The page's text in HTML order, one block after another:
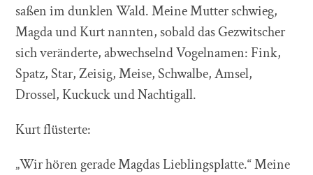
saßen im dunklen Wald. Meine Mutter schwieg,
Magda und Kurt nannten, sobald das Gezwitscher
sich veränderte, abwechselnd Vogelnamen: Fink,
Spatz, Star, Zeisig, Meise, Schwalbe, Amsel,
Drossel, Kuckuck und Nachtigall.
Kurt flüsterte:
„Wir hören gerade Magdas Lieblingsplatte.“ Meine